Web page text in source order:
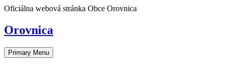
Skip
content
Oficiálna webová stránka Obce Orovnica
Orovnica
Primary Menu